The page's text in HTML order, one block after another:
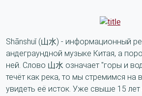
Shānshuǐ (山水) - информационный
андеграундной музыке Китая, а
ней. Слово 山水 означает "горы и
течёт как река, то мы стремимся на
увидеть её исток. Уже свыше 15